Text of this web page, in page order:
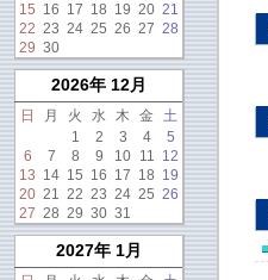
15 16 17 18 19 20 21
22 23 24 25 26 27 28
29 30
2026年 12月
日 月 火 水 木 金
土
1
2 3 4
5
6
7 8 9 10 11 12
13 14 15 16 17 18 19
20 21 22 23 24 25 26
27 28 29 30 31
2027年 1月